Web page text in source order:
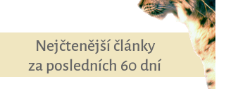
Nejčtenější články
za posledních 60 dní